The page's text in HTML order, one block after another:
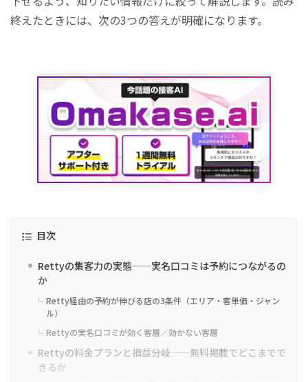
終えたときには、次の3つの答えが明確になります。
目次
Rettyの集客力の実態——実名口コミは予約につながるの
か
Retty経由の予約が伸びる店の3条件（エリア・客単価・ジャン
ル）
Rettyの実名口コミが効く客層／効かない客層
Rettyの料金プランと損益分岐——無料掲載でどこまでで
きるか